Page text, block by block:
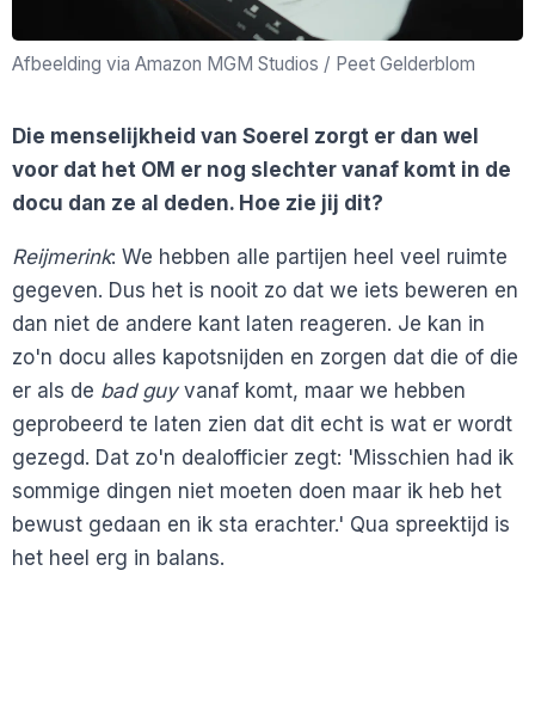
Afbeelding via Amazon MGM Studios / Peet Gelderblom
Die menselijkheid van Soerel zorgt er dan wel
voor dat het OM er nog slechter vanaf komt in de
docu dan ze al deden. Hoe zie jij dit?
Reijmerink: We hebben alle partijen heel veel ruimte
gegeven. Dus het is nooit zo dat we iets beweren en
dan niet de andere kant laten reageren. Je kan in
zo'n docu alles kapotsnijden en zorgen dat die of die
er als de bad guyvanaf komt, maar we hebben
geprobeerd te laten zien dat dit echt is wat er wordt
gezegd. Dat zo'n dealofficier zegt: 'Misschien had ik
sommige dingen niet moeten doen maar ik heb het
bewust gedaan en ik sta erachter.' Qua spreektijd is
het heel erg in balans.